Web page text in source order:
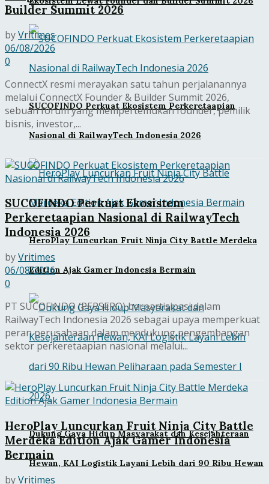
SUCOFINDO Perkuat Ekosistem Perkeretaapian
Nasional di RailwayTech Indonesia 2026
HeroPlay Luncurkan Fruit Ninja City Battle Merdeka
Edition Ajak Gamer Indonesia Bermain
Dukung Gaya Hidup Masyarakat dan Kesejahteraan
Hewan, KAI Logistik Layani Lebih dari 90 Ribu Hewan
Builder Summit 2026
byVritimes
06/08/2026
0
ConnectX resmi merayakan satu tahun perjalanannya
melalui ConnectX Founder & Builder Summit 2026,
sebuah forum yang mempertemukan founder, pemilik
bisnis, investor,...
SUCOFINDO Perkuat Ekosistem
Perkeretaapian Nasional di RailwayTech
Indonesia 2026
byVritimes
06/08/2026
0
PT SUCOFINDO (PERSERO) berpartisipasi dalam
RailwayTech Indonesia 2026 sebagai upaya memperkuat
peran perusahaan dalam mendukung pengembangan
sektor perkeretaapian nasional melalui...
HeroPlay Luncurkan Fruit Ninja City Battle
Merdeka Edition Ajak Gamer Indonesia
Bermain
byVritimes